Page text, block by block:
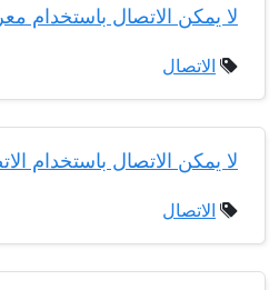
لا يمكن الاتصال باستخدام
الاتصال
لا يمكن الاتصال باستخدام
الاتصال